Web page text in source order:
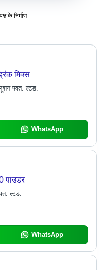
के निर्माण
मिक्स
पवत. ल्टड.
WhatsApp
पाउडर
ल्टड.
WhatsApp